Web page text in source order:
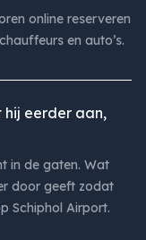
online reserveren
en auto’s.
eerder aan,
in de gaten. Wat
door geeft zodat
Schiphol Airport.